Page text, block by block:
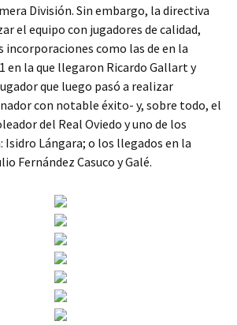
División. Sin embargo, la directiva
el equipo con jugadores de calidad,
incorporaciones como las de en la
en la que llegaron Ricardo Gallart y
que luego pasó a realizar
con notable éxito- y, sobre todo, el
del Real Oviedo y uno de los
Isidro Lángara; o los llegados en la
Fernández Casuco y Galé.